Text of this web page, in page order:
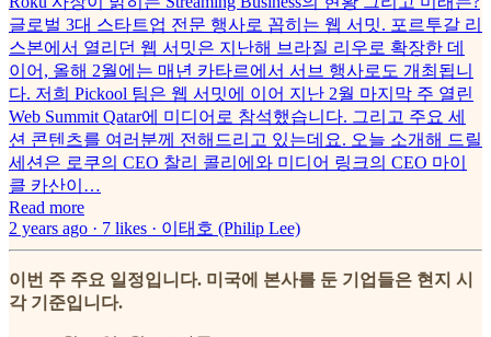
글로벌 3대 스타트업 전문 행사로 꼽히는 웹 서밋. 포르투갈 리
스본에서 열리던 웹 서밋은 지난해 브라질 리우로 확장한 데
이어, 올해 2월에는 매년 카타르에서 서브 행사로도 개최됩니
다. 저희 Pickool 팀은 웹 서밋에 이어 지난 2월 마지막 주 열린
Web Summit Qatar에 미디어로 참석했습니다. 그리고 주요 세
션 콘텐츠를 여러분께 전해드리고 있는데요. 오늘 소개해 드릴
세션은 로쿠의 CEO 찰리 콜리에와 미디어 링크의 CEO 마이
클 카산이…
Read more
2 years ago · 7 likes · 이태호 (Philip Lee)
이번 주 주요 일정입니다. 미국에 본사를 둔 기업들은 현지 시
각 기준입니다.